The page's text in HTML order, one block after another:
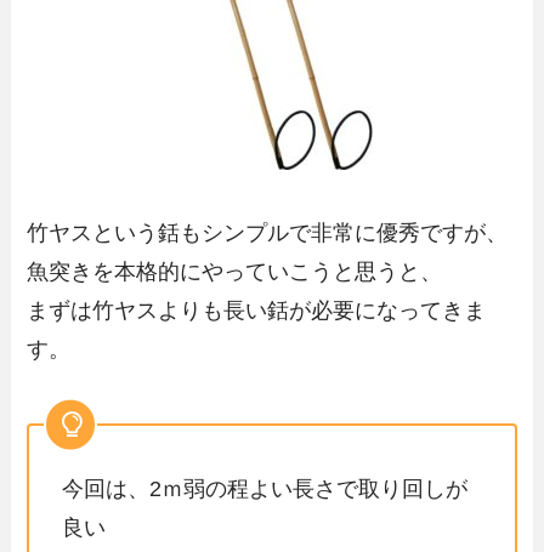
竹ヤスという銛もシンプルで非常に優秀ですが、
魚突きを本格的にやっていこうと思うと、
まずは竹ヤスよりも長い銛が必要になってきま
す。
今回は、2ｍ弱の程よい長さで取り回しが
良い